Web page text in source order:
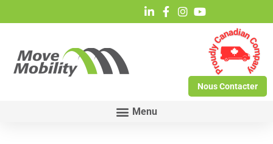
Nous Contacter